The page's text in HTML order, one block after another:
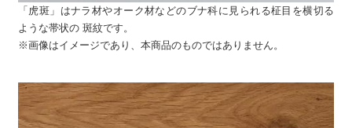
「虎斑」はナラ材やオーク材などのブナ科に見られる柾目を横切る
ような帯状の 斑紋です。
※画像はイメージであり、本商品のものではありません。